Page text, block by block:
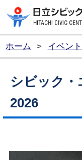
ホーム > イベン
シビック・
2026